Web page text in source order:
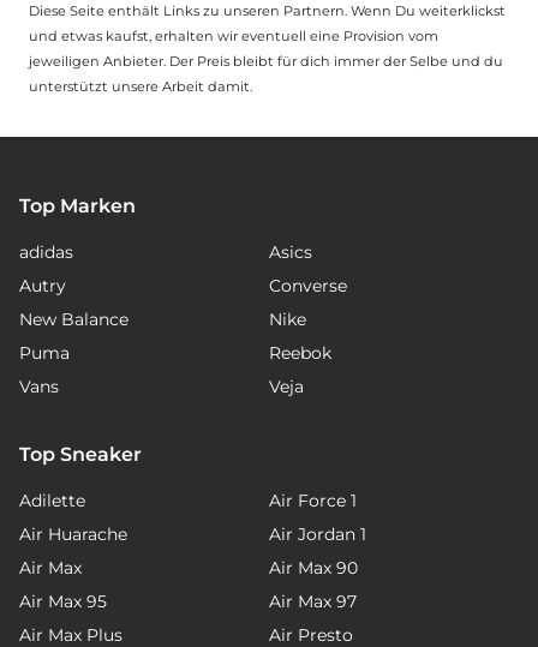
Diese Seite enthält Links zu unseren Partnern. Wenn Du weiterklickst
und etwas kaufst, erhalten wir eventuell eine Provision vom
jeweiligen Anbieter. Der Preis bleibt für dich immer der Selbe und du
unterstützt unsere Arbeit damit.
Top Marken
adidas
Asics
Autry
Converse
New Balance
Nike
Puma
Reebok
Vans
Veja
Top Sneaker
Adilette
Air Force 1
Air Huarache
Air Jordan 1
Air Max
Air Max 90
Air Max 95
Air Max 97
Air Max Plus
Air Presto